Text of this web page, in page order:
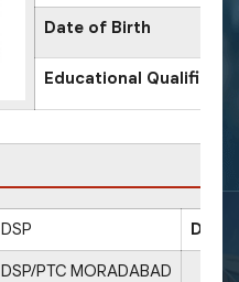
Date of Birth
Educational
DSP Date
DSP/PTC MORADABAD